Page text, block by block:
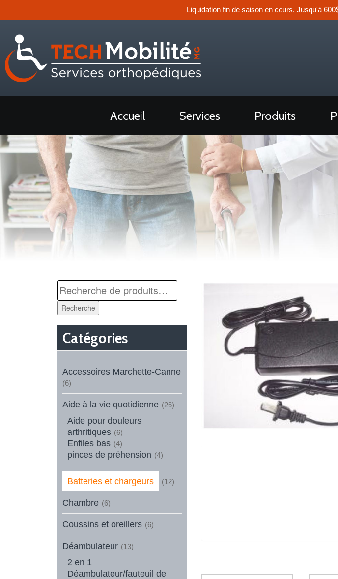
Liquidation fin de saison en cours. Jusqu'à
Accueil Services Produits
Recherche
Catégories
Accessoires Marchette-Canne
(6)
Aide à la vie quotidienne (26)
Aide pour douleurs
arthritiques (6)
Enfiles bas (4)
pinces de préhension (4)
Batteries et chargeurs (12)
Chambre (6)
Coussins et oreillers (6)
Déambulateur (13)
2 en 1
Déambulateur/fauteuil de